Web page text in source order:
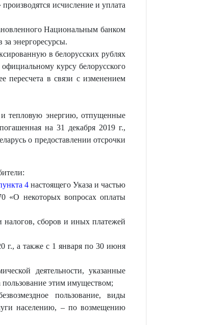
исчисление и уплата
Национальным банком
за энергоресурсы.
в белорусских рублях
курсу белорусского
пересчета в связи с изменением
и тепловую энергию, отпущенные
на 31 декабря 2019 г.,
о предоставлении отсрочки
4настоящего Указа и частью
«О некоторых вопросах оплаты
налогов, сборов и иных платежей
г., а также с 1 января по 30 июня
деятельности, указанные
этим имуществом;
пользование, виды
населению, – по возмещению